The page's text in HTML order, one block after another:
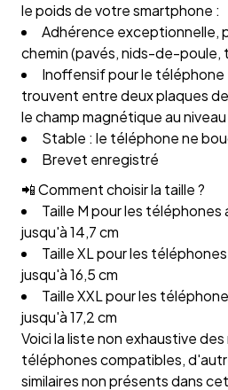
le poids de votre smartphone :
Adhérence exceptionnelle,
chemin (pavés, nids-de-poule,
Inoffensif pour le téléphone
trouvent entre deux plaques
le champ magnétique au
Stable : le téléphone ne
Brevet enregistré
📲 Comment choisir la taille ?
Taille M pour les
jusqu'à 14,7 cm
Taille XL pour les
jusqu'à 16,5 cm
Taille XXL pour les
jusqu'à 17,2 cm
Voici la liste non exhaustive
téléphones compatibles,
similaires non présents dans